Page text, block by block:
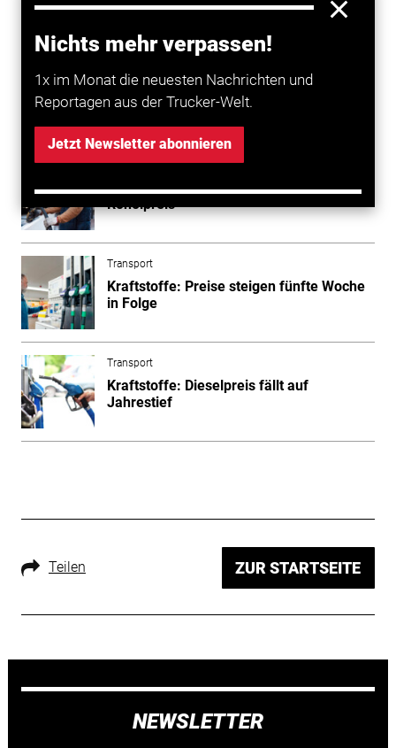
Nichts mehr verpassen!
1x im Monat die neuesten Nachrichten und
Reportagen aus der Trucker-Welt.
Jetzt Newsletter abonnieren
vergangenen Jahr teils deutlich mehr als E10
gekostet. Seit Februar ist der Kraftstoff, der deutlich
niedriger besteuert wird, wieder billiger. (tb/dpa)
Transport
Dieselpreis steigt trotz sinkendem
Rohölpreis
Transport
Kraftstoffe: Preise steigen fünfte Woche
in Folge
Transport
Kraftstoffe: Dieselpreis fällt auf
Jahrestief
Teilen ZUR STARTSEITE
NEWSLETTER